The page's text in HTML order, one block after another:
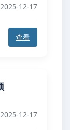
12-17
查看
12-17